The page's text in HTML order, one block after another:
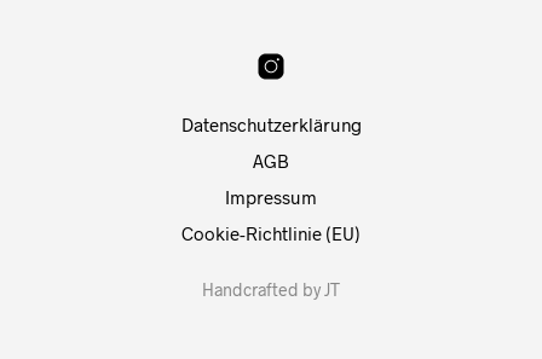
Datenschutzerklärung
AGB
Impressum
Cookie-Richtlinie (EU)
Handcrafted by JT